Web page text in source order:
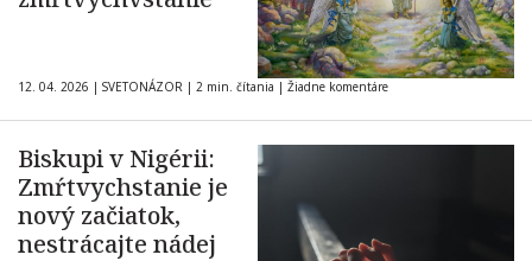
12. 04. 2026 | SVETONÁZOR | 2 min. čítania | Žiadne komentáre
Biskupi v Nigérii:
Zmŕtvychstanie je
nový začiatok,
nestrácajte nádej